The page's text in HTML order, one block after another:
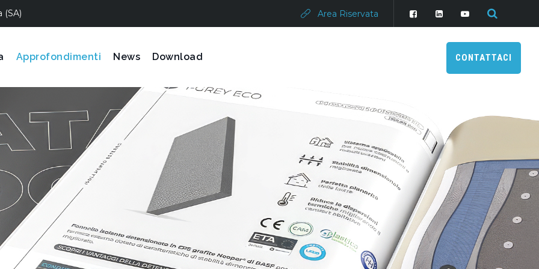
(SA) Area Riservata
Approfondimenti News Download CONTATTACI